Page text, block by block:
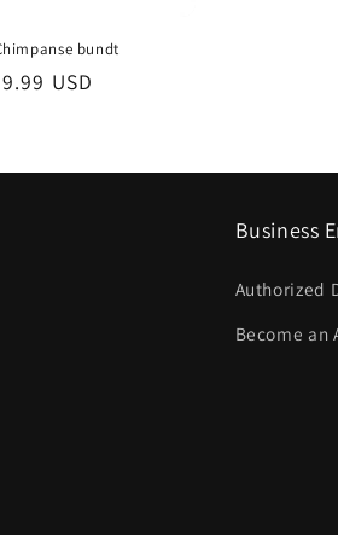
bundt
USD
Business
Authorized
Become an